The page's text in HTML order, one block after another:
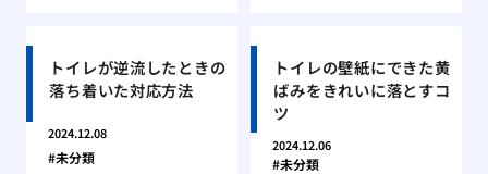
トイレが逆流したときの
落ち着いた対応方法
2024.12.08
未分類
トイレの壁紙にできた黄
ばみをきれいに落とすコ
ツ
2024.12.06
未分類